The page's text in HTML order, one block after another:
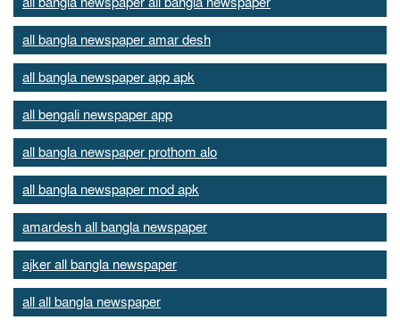
all bangla newspaper amar desh
all bangla newspaper app apk
all bengali newspaper app
all bangla newspaper prothom alo
all bangla newspaper mod apk
amardesh all bangla newspaper
ajker all bangla newspaper
all all bangla newspaper